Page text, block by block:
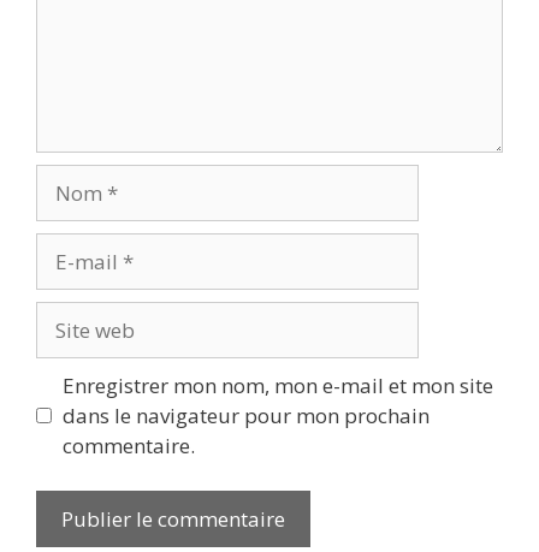
mail
web
Enregistrer mon nom, mon e-mail et mon site
dans le navigateur pour mon prochain
commentaire.